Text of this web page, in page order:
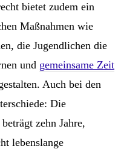
bietet zudem ein
Maßnahmen wie
die Jugendlichen die
und gemeinsame Zeit
Auch bei den
Die
zehn Jahre,
lebenslange